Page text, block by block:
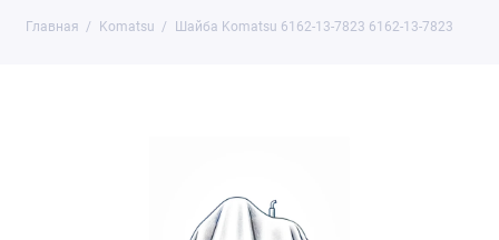
Главная Komatsu Шайба Komatsu 6162-13-7823 6162-13-7823